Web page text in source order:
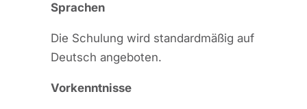
Sprachen
Die Schulung wird standardmäßig auf
Deutsch angeboten.
Vorkenntnisse